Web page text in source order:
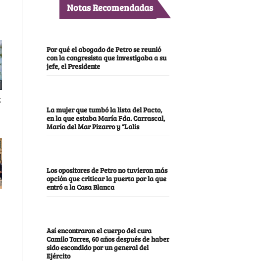
Notas Recomendadas
Por qué el abogado de Petro se reunió
con la congresista que investigaba a su
jefe, el Presidente
La mujer que tumbó la lista del Pacto,
en la que estaba María Fda. Carrascal,
María del Mar Pizarro y “Lalis
Los opositores de Petro no tuvieron más
opción que criticar la puerta por la que
entró a la Casa Blanca
Así encontraron el cuerpo del cura
Camilo Torres, 60 años después de haber
sido escondido por un general del
Ejército